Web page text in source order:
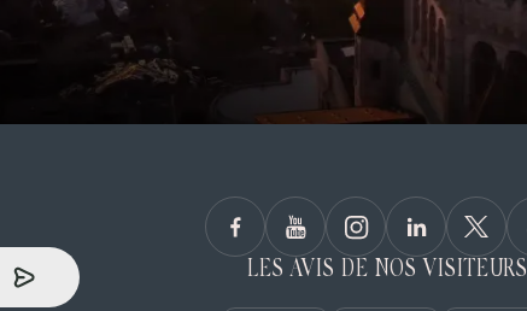
LES AVIS DE NOS VISITEURS